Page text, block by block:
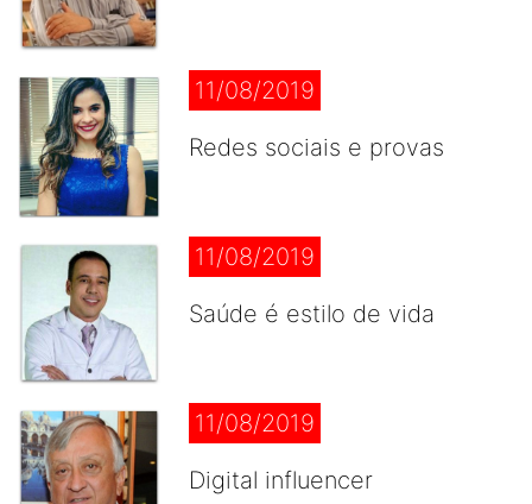
11/08/2019
Redes sociais e provas
11/08/2019
Saúde é estilo de vida
11/08/2019
Digital influencer